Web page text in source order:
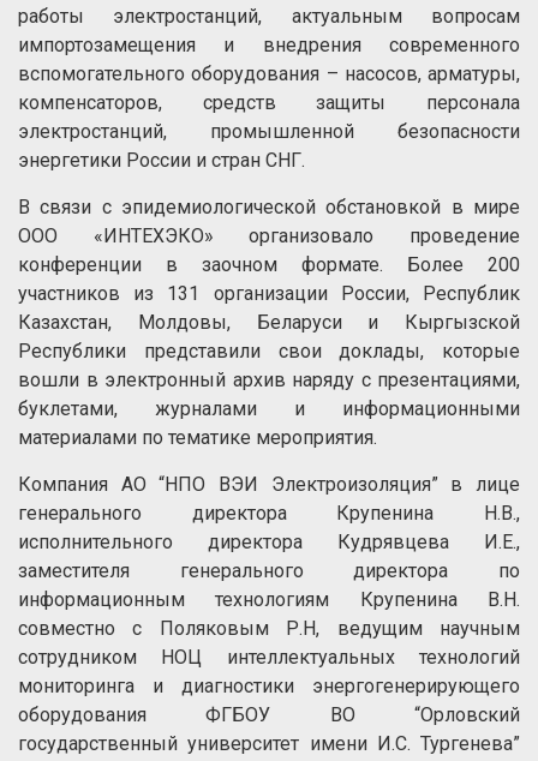
работы электростанций, актуальным вопросам
импортозамещения и внедрения современного
вспомогательного оборудования – насосов, арматуры,
компенсаторов, средств защиты персонала
электростанций, промышленной безопасности
энергетики России и стран СНГ.
В связи с эпидемиологической обстановкой в мире
ООО «ИНТЕХЭКО» организовало проведение
конференции в заочном формате. Более 200
участников из 131 организации России, Республик
Казахстан, Молдовы, Беларуси и Кыргызской
Республики представили свои доклады, которые
вошли в электронный архив наряду с презентациями,
буклетами, журналами и информационными
материалами по тематике мероприятия.
Компания АО “НПО ВЭИ Электроизоляция” в лице
генерального директора Крупенина Н.В.,
исполнительного директора Кудрявцева И.Е.,
заместителя генерального директора по
информационным технологиям Крупенина В.Н.
совместно с Поляковым Р.Н, ведущим научным
сотрудником НОЦ интеллектуальных технологий
мониторинга и диагностики энергогенерирующего
оборудования ФГБОУ ВО “Орловский
государственный университет имени И.С. Тургенева”